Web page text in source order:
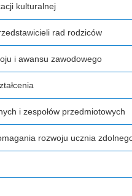
kulturalnej
rad rodziców
i awansu zawodowego
i zespołów przedmiotowych
rozwoju ucznia